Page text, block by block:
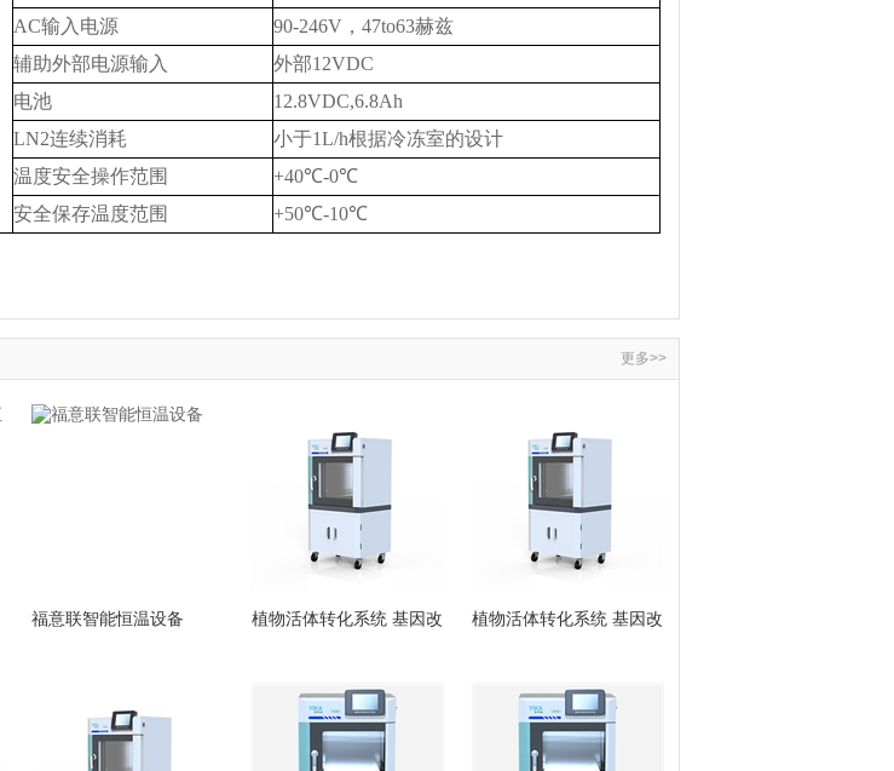
AC输入电源 90-246V ， 47to63赫兹
辅助外部电源输入
外部12VDC
电池
12.8VDC,6.8Ah
LN2连续消耗 小于1L/h根据冷冻室的设计
温度安全操作范围
+40℃-0℃
安全保存温度范围
+50℃-10℃
更多>>
福意联智能恒温设备
植物活体转化系统 基因改
植物活体转化系统 基因改